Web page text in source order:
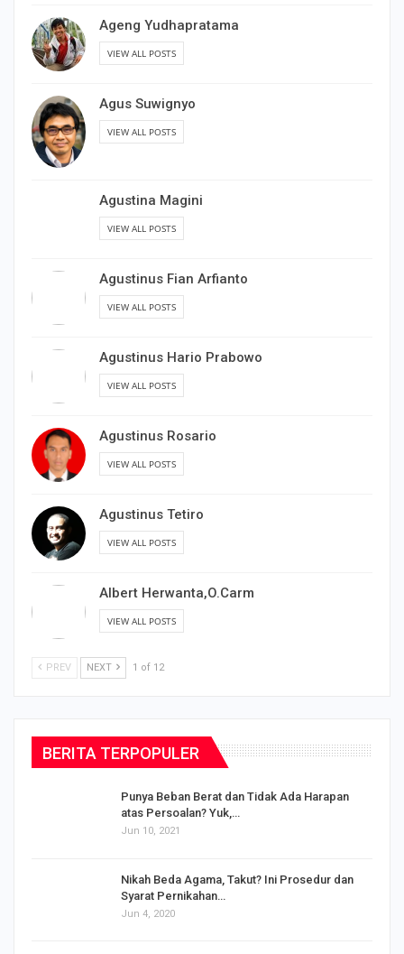
Ageng Yudhapratama
VIEW ALL POSTS
Agus Suwignyo
VIEW ALL POSTS
Agustina Magini
VIEW ALL POSTS
Agustinus Fian Arfianto
VIEW ALL POSTS
Agustinus Hario Prabowo
VIEW ALL POSTS
Agustinus Rosario
VIEW ALL POSTS
Agustinus Tetiro
VIEW ALL POSTS
Albert Herwanta,O.Carm
VIEW ALL POSTS
PREV NEXT 1 of 12
BERITA TERPOPULER
Punya Beban Berat dan Tidak Ada Harapan
atas Persoalan? Yuk,…
Jun 10, 2021
Nikah Beda Agama, Takut? Ini Prosedur dan
Syarat Pernikahan…
Jun 4, 2020